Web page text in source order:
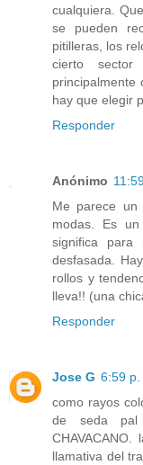
cualquiera.
se pueden
pitilleras, los
cierto
principalmente
hay que elegir
Responder
Anónimo
Me parece un
modas. Es
significa
desfasada.
rollos y
lleva!! (una
Responder
Jose G 6:59 p.
como rayos
de seda pal
llamativa del